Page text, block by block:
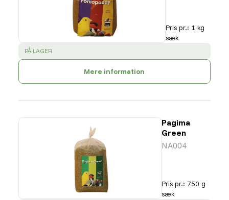
Pris pr.: 1 kg
sæk
SUCCESS
PÅ LAGER
Mere information
Pagima
Green
NA004
Pris pr.: 750 g
sæk